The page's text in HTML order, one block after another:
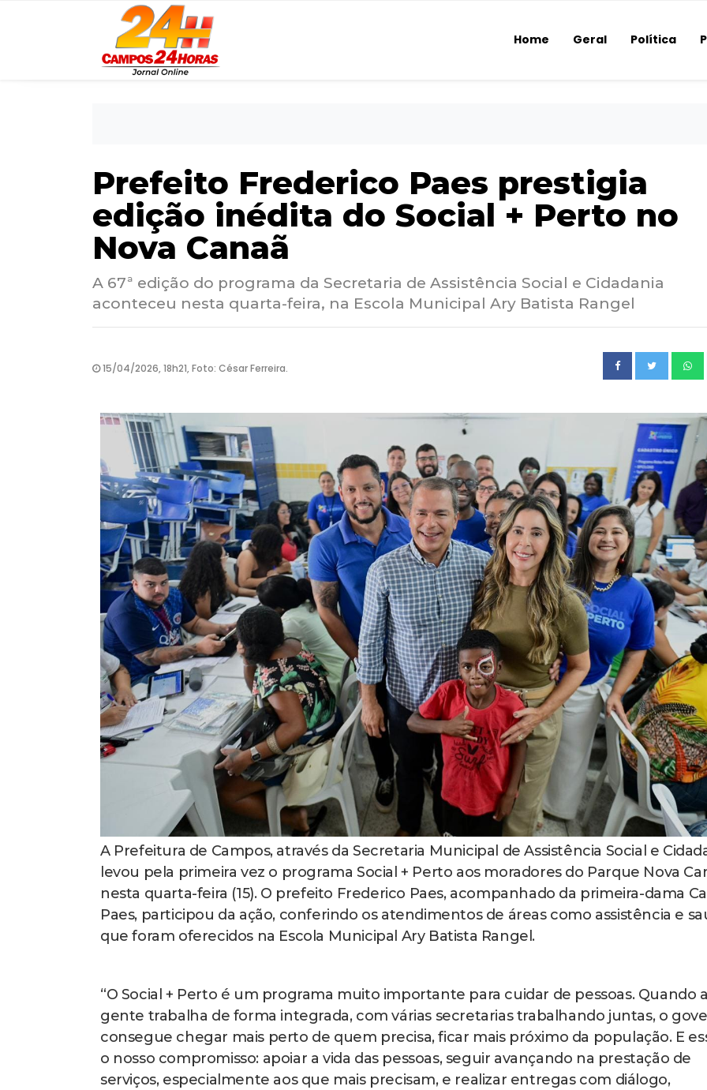
Home Geral Política
Prefeito Frederico Paes prestigia
edição inédita do Social + Perto no
Nova Canaã
A 67ª edição do programa da Secretaria de Assistência Social e Cidadania
aconteceu nesta quarta-feira, na Escola Municipal Ary Batista Rangel
15/04/2026, 18h21, Foto: César Ferreira.
A Prefeitura de Campos, através da Secretaria Municipal de Assistência Social e
levou pela primeira vez o programa Social + Perto aos moradores do Parque Nova
nesta quarta-feira (15). O prefeito Frederico Paes, acompanhado da primeira-dama
Paes, participou da ação, conferindo os atendimentos de áreas como assistência e
que foram oferecidos na Escola Municipal Ary Batista Rangel.
“O Social + Perto é um programa muito importante para cuidar de pessoas. Quando a
gente trabalha de forma integrada, com várias secretarias trabalhando juntas, o
consegue chegar mais perto de quem precisa, ficar mais próximo da população. E
o nosso compromisso: apoiar a vida das pessoas, seguir avançando na prestação de
serviços, especialmente aos que mais precisam, e realizar entregas com diálogo,